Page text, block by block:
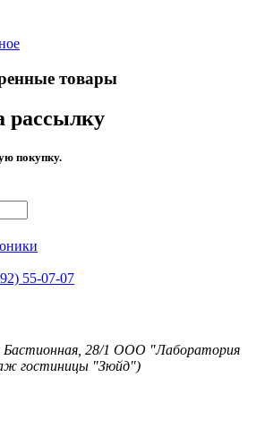
товары
рассылку
покупку.
55-07-07
Бастионная, 28/1 ООО "Лаборатория
гостиницы "Зюйд")